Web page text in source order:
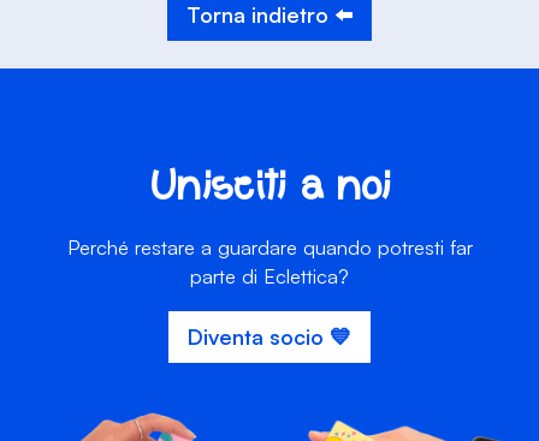
Torna indietro ⬅️
Unisciti a noi
Perché restare a guardare quando potresti far
parte di Eclettica?
Diventa socio 💙